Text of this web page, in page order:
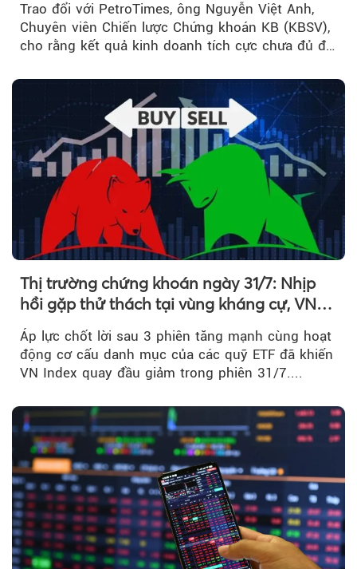
Trao đổi với PetroTimes, ông Nguyễn Việt Anh,
Chuyên viên Chiến lược Chứng khoán KB (KBSV),
cho rằng kết quả kinh doanh tích cực chưa đủ để
Thị trường chứng khoán ngày 31/7: Nhịp
hồi gặp thử thách tại vùng kháng cự, VN
Index giảm gần 9 điểm trong phiên cuối...
Áp lực chốt lời sau 3 phiên tăng mạnh cùng hoạt
động cơ cấu danh mục của các quỹ ETF đã khiến
VN Index quay đầu giảm trong phiên 31/7....